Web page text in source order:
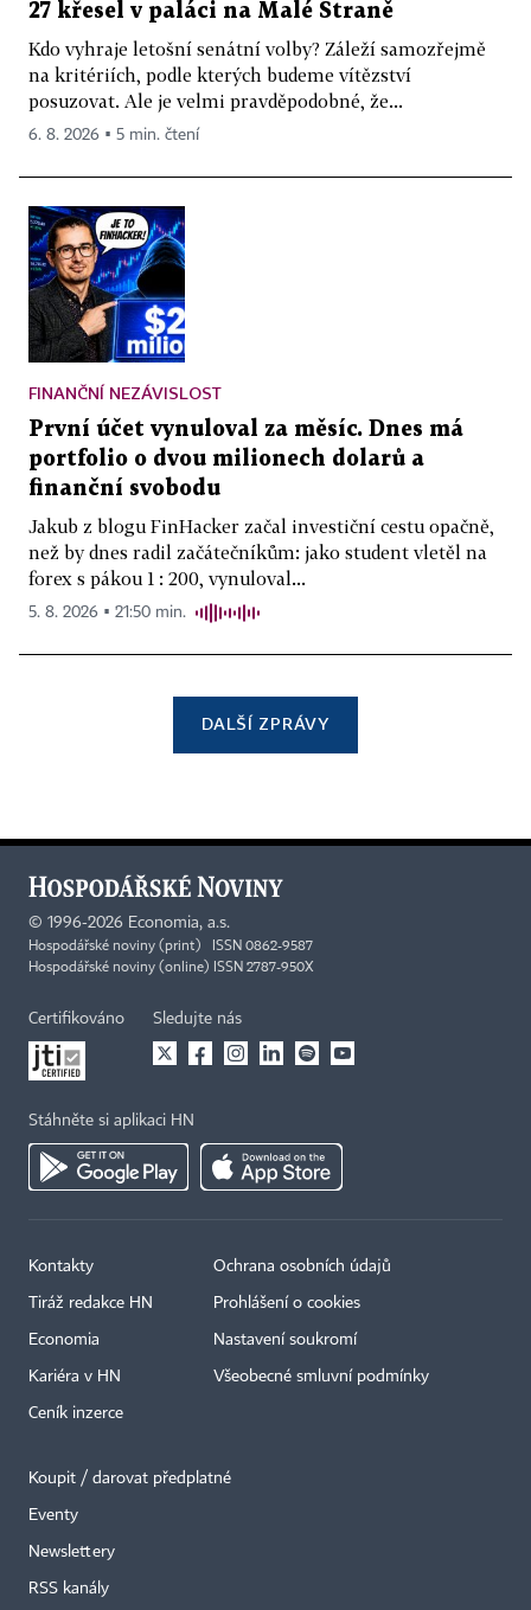
27 křesel v paláci na Malé Straně
Kdo vyhraje letošní senátní volby? Záleží samozřejmě
na kritériích, podle kterých budeme vítězství
posuzovat. Ale je velmi pravděpodobné, že...
6. 8. 2026 ▪ 5 min. čtení
FINANČNÍ NEZÁVISLOST
První účet vynuloval za měsíc. Dnes má
portfolio o dvou milionech dolarů a
finanční svobodu
Jakub z blogu FinHacker začal investiční cestu opačně,
než by dnes radil začátečníkům: jako student vletěl na
forex s pákou 1 : 200, vynuloval...
5. 8. 2026 ▪ 21:50 min.
DALŠÍ ZPRÁVY
© 1996-2026 Economia, a.s.
Hospodářské noviny (print) ISSN 0862-9587
Hospodářské noviny (online) ISSN 2787-950X
Certifikováno Sledujte nás
Stáhněte si aplikaci HN
Kontakty
Tiráž redakce HN
Economia
Kariéra v HN
Ceník inzerce
Ochrana osobních údajů
Prohlášení o cookies
Nastavení soukromí
Všeobecné smluvní podmínky
Koupit / darovat předplatné
Eventy
Newslettery
RSS kanály